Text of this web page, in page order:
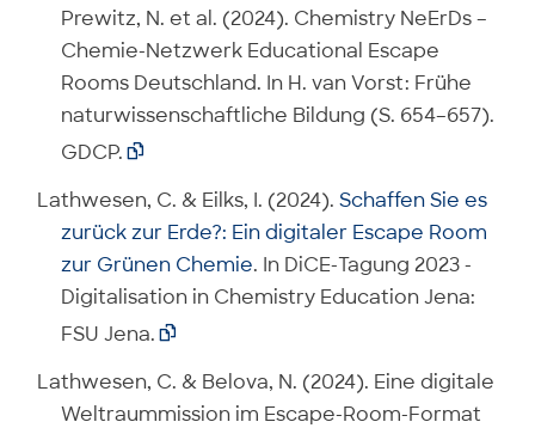
Prewitz, N. et al. (2024). Chemistry NeErDs –
Chemie-Netzwerk Educational Escape
Rooms Deutschland. In H. van Vorst: Frühe
naturwissenschaftliche Bildung (S. 654–657).
GDCP. 
Lathwesen, C. & Eilks, I. (2024). Schaffen Sie es
zurück zur Erde?: Ein digitaler Escape Room
zur Grünen Chemie. In DiCE-Tagung 2023 -
Digitalisation in Chemistry Education Jena:
FSU Jena. 
Lathwesen, C. & Belova, N. (2024). Eine digitale
Weltraummission im Escape-Room-Format